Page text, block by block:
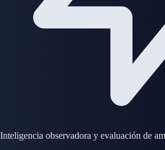
Inteligencia observadora y evaluación de